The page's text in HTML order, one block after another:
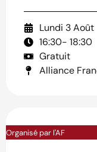
Lundi 3 Août
16:30- 18:30
Gratuit
Alliance
Organisé par l'AF